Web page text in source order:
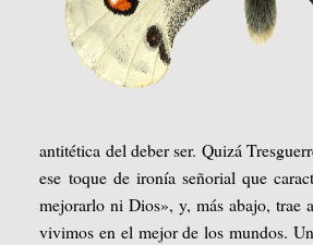
antitética del deber ser. Quizá
ese toque de ironía señorial que
mejorarlo ni Dios», y, más abajo, trae
vivimos en el mejor de los mundos.